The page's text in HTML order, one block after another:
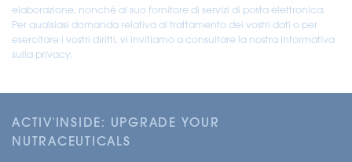
del sistema immunitario nei bambini.
*Elenco non esaustivo delle Affermazioni sulla salute
autorizzate (Regolamento (UE) n. 432/2012 della
Affermazioni Sul Valore Aggiunto
elaborazione, nonché al suo fornitore di servizi di posta elettronica.
Per qualsiasi domanda relativa al trattamento dei vostri dati o per
esercitare i vostri diritti, vi invitiamo a consultare la nostra Informativa
sulla privacy.
ACTIV'INSIDE: UPGRADE YOUR
NUTRACEUTICALS